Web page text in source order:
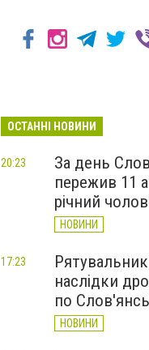
ОСТАННІ НОВИНИ
За день
пережив 11
річний
НОВИНИ
20:23
наслідки
по
НОВИНИ
17:23